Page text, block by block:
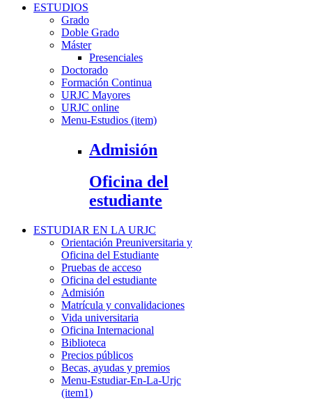
ESTUDIOS
Grado
Doble Grado
Máster
Presenciales
Doctorado
Formación Continua
URJC Mayores
URJC online
Menu-Estudios (item)
Admisión
Oficina del
estudiante
ESTUDIAR EN LA URJC
Orientación Preuniversitaria y
Oficina del Estudiante
Pruebas de acceso
Oficina del estudiante
Admisión
Matrícula y convalidaciones
Vida universitaria
Oficina Internacional
Biblioteca
Precios públicos
Becas, ayudas y premios
Menu-Estudiar-En-La-Urjc
(item1)